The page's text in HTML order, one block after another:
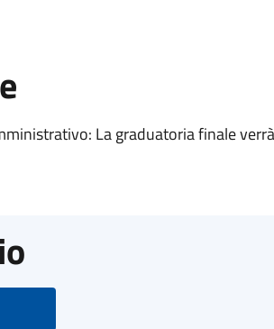
La graduatoria finale